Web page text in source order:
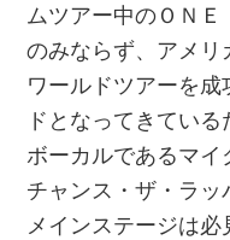
ムツアー中のＯＮ
のみならず、アメ
ワールドツアーを
ドとなってきてい
ボーカルであるマイ
チャンス・ザ・ラ
メインステージは必